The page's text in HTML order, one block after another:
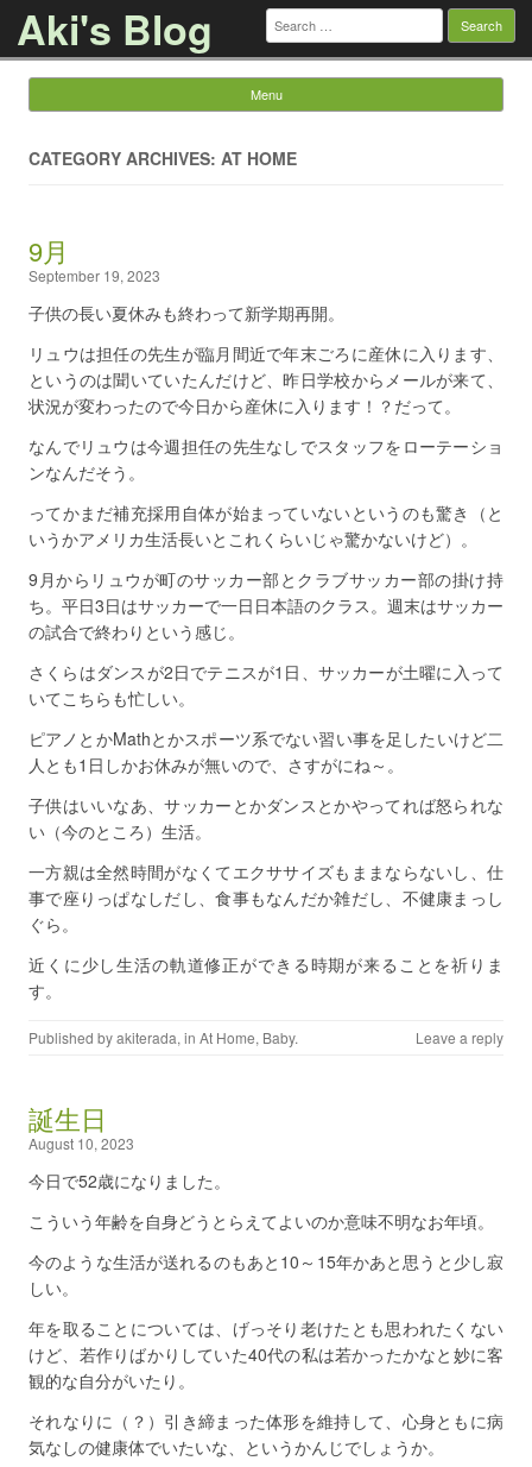
Aki's Blog Search
for:
Menu
CATEGORY ARCHIVES: AT HOME
9月
September 19, 2023
子供の長い夏休みも終わって新学期再開。
リュウは担任の先生が臨月間近で年末ごろに産休に入ります、
というのは聞いていたんだけど、昨日学校からメールが来て、
状況が変わったので今日から産休に入ります！？だって。
なんでリュウは今週担任の先生なしでスタッフをローテーショ
ンなんだそう。
ってかまだ補充採用自体が始まっていないというのも驚き（と
いうかアメリカ生活長いとこれくらいじゃ驚かないけど）。
9月からリュウが町のサッカー部とクラブサッカー部の掛け持
ち。平日3日はサッカーで一日日本語のクラス。週末はサッカー
の試合で終わりという感じ。
さくらはダンスが2日でテニスが1日、サッカーが土曜に入って
いてこちらも忙しい。
ピアノとかMathとかスポーツ系でない習い事を足したいけど二
人とも1日しかお休みが無いので、さすがにね～。
子供はいいなあ、サッカーとかダンスとかやってれば怒られな
い（今のところ）生活。
一方親は全然時間がなくてエクササイズもままならないし、仕
事で座りっぱなしだし、食事もなんだか雑だし、不健康まっし
ぐら。
近くに少し生活の軌道修正ができる時期が来ることを祈りま
す。
Published byakiterada, in At Home, Baby. Leave a reply
誕生日
August 10, 2023
今日で52歳になりました。
こういう年齢を自身どうとらえてよいのか意味不明なお年頃。
今のような生活が送れるのもあと10～15年かあと思うと少し寂
しい。
年を取ることについては、げっそり老けたとも思われたくない
けど、若作りばかりしていた40代の私は若かったかなと妙に客
観的な自分がいたり。
それなりに（？）引き締まった体形を維持して、心身ともに病
気なしの健康体でいたいな、というかんじでしょうか。